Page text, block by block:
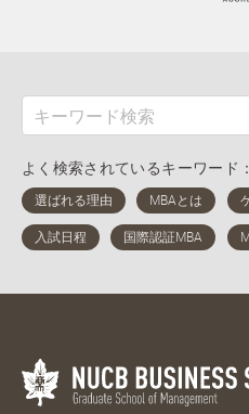
よく検索されているキーワード：